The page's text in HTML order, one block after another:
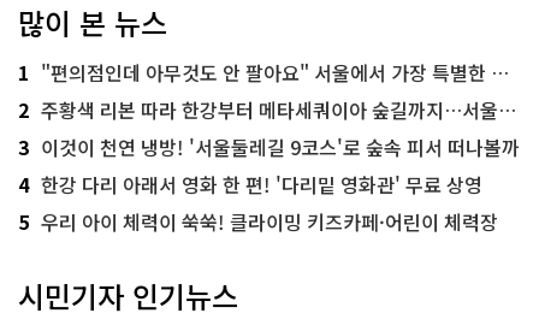
많이 본 뉴스
1 "편의점인데 아무것도 안 팔아요" 서울에서 가장 특별한 편의점의 정체
2 주황색 리본 따라 한강부터 메타세쿼이아 숲길까지…서울둘레길 15코스
3 이것이 천연 냉방! '서울둘레길 9코스'로 숲속 피서 떠나볼까
4 한강 다리 아래서 영화 한 편! '다리밑 영화관' 무료 상영
5 우리 아이 체력이 쑥쑥! 클라이밍 키즈카페·어린이 체력장
시민기자 인기뉴스